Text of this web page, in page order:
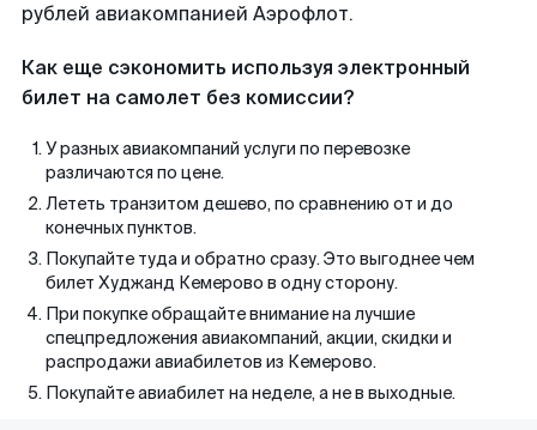
рублей авиакомпанией Аэрофлот.
Как еще сэкономить используя электронный
билет на самолет без комиссии?
У разных авиакомпаний услуги по перевозке
различаются по цене.
Лететь транзитом дешево, по сравнению от и до
конечных пунктов.
Покупайте туда и обратно сразу. Это выгоднее чем
билет Худжанд Кемерово в одну сторону.
При покупке обращайте внимание на лучшие
спецпредложения авиакомпаний, акции, скидки и
распродажи авиабилетов из Кемерово.
Покупайте авиабилет на неделе, а не в выходные.